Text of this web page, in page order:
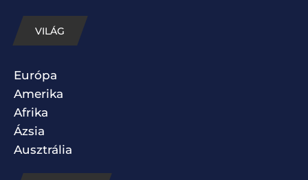
VILÁG
Európa
Amerika
Afrika
Ázsia
Ausztrália